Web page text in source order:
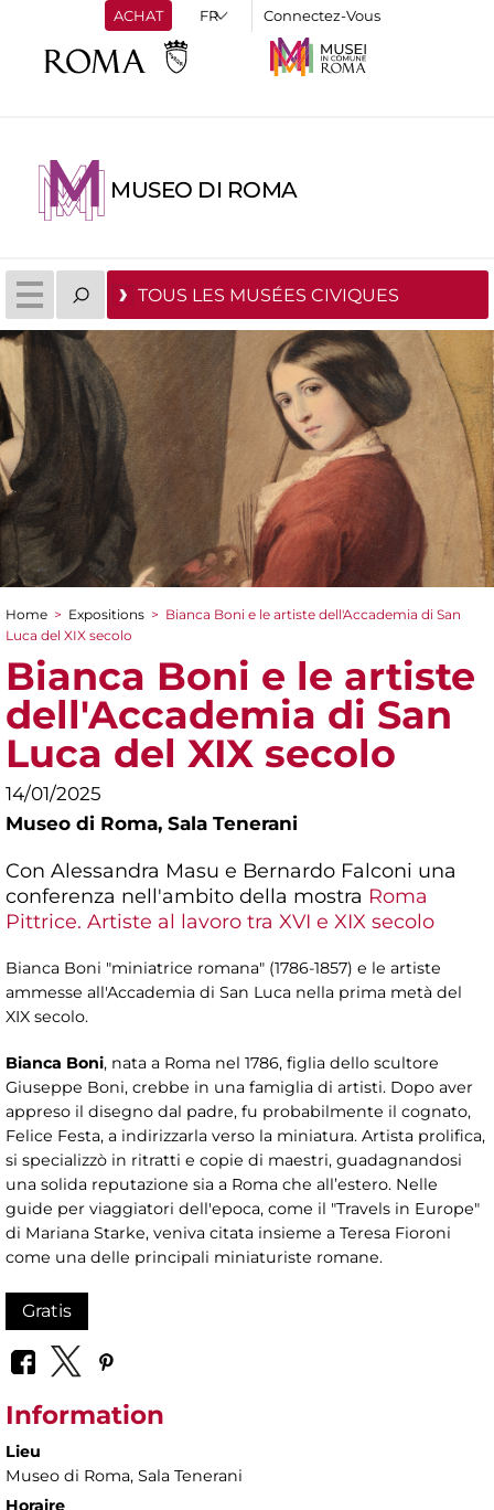
ACHAT Connectez-Vous
MUSEO DI ROMA
TOUS LES MUSÉES CIVIQUES
You are here
Home > Expositions > Bianca Boni e le artiste dell'Accademia di San
Luca del XIX secolo
Bianca Boni e le artiste
dell'Accademia di San
Luca del XIX secolo
14/01/2025
Museo di Roma, Sala Tenerani
Con Alessandra Masu e Bernardo Falconi una
conferenza nell'ambito della mostra Roma
Pittrice. Artiste al lavoro tra XVI e XIX secolo
Bianca Boni "miniatrice romana" (1786-1857) e le artiste
ammesse all'Accademia di San Luca nella prima metà del
XIX secolo.
Bianca Boni, nata a Roma nel 1786, figlia dello scultore
Giuseppe Boni, crebbe in una famiglia di artisti. Dopo aver
appreso il disegno dal padre, fu probabilmente il cognato,
Felice Festa, a indirizzarla verso la miniatura. Artista prolifica,
si specializzò in ritratti e copie di maestri, guadagnandosi
una solida reputazione sia a Roma che all’estero. Nelle
guide per viaggiatori dell'epoca, come il "Travels in Europe"
di Mariana Starke, veniva citata insieme a Teresa Fioroni
come una delle principali miniaturiste romane.
Gratis
Information
Lieu
Museo di Roma, Sala Tenerani
Horaire